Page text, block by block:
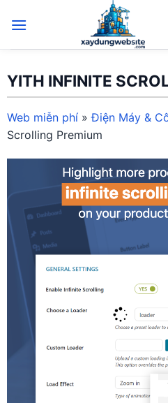
qua
YITH INFINITE
Web miễn phí »Điện Máy &
Scrolling Premium